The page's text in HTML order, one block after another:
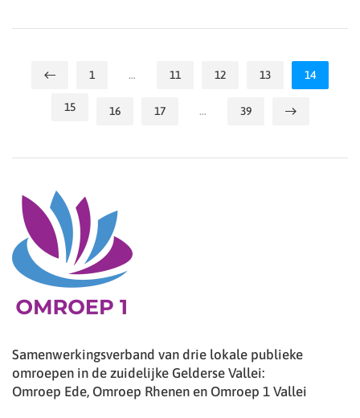
1 … 11 12 13 14
15 16 17 … 39
Samenwerkingsverband van drie lokale publieke
omroepen in de zuidelijke Gelderse Vallei:
Omroep Ede, Omroep Rhenen en Omroep 1 Vallei